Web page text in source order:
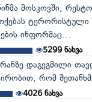
მოსკოვში,
ტერორისტული
ინფორმაც...
5299ნახვა
დაგეგმილი
რომ
4026ნახვა